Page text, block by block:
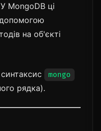
MongoDB ці
на об'єкті
mongo
рядка).